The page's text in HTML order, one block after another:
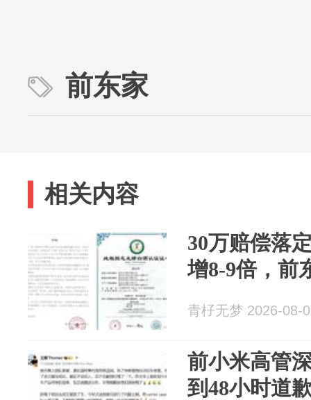
前东家
相关内容
30万赔偿落
增8-9倍，前
青杍无梦 2026-08-
前小米高管
到48小时道